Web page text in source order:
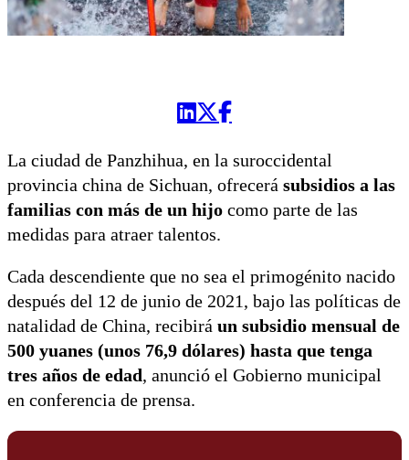
La ciudad de Panzhihua, en la suroccidental
provincia china de Sichuan, ofrecerá subsidios a las
familias con más de un hijo como parte de las
medidas para atraer talentos.
Cada descendiente que no sea el primogénito nacido
después del 12 de junio de 2021, bajo las políticas de
natalidad de China, recibirá un subsidio mensual de
500 yuanes (unos 76,9 dólares) hasta que tenga
tres años de edad, anunció el Gobierno municipal
en conferencia de prensa.